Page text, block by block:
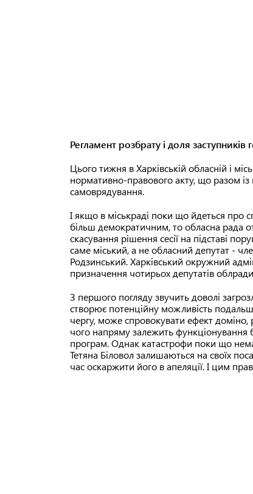
Регламент розбрату і доля
Цього тижня в Харківській обласній і
нормативно-правового акту, що разом
самоврядування.
І якщо в міськраді поки що йдеться про
більш демократичним, то обласна рада
скасування рішення сесії на підставі
саме міський, а не обласний депутат -
Родзинський. Харківський окружний
призначення чотирьох депутатів
З першого погляду звучить доволі
створює потенційну можливість
чергу, може спровокувати ефект доміно,
чого напряму залежить функціонування
програм. Однак катастрофи поки що
Тетяна Біловол залишаються на своїх
час оскаржити його в апеляції. І цим